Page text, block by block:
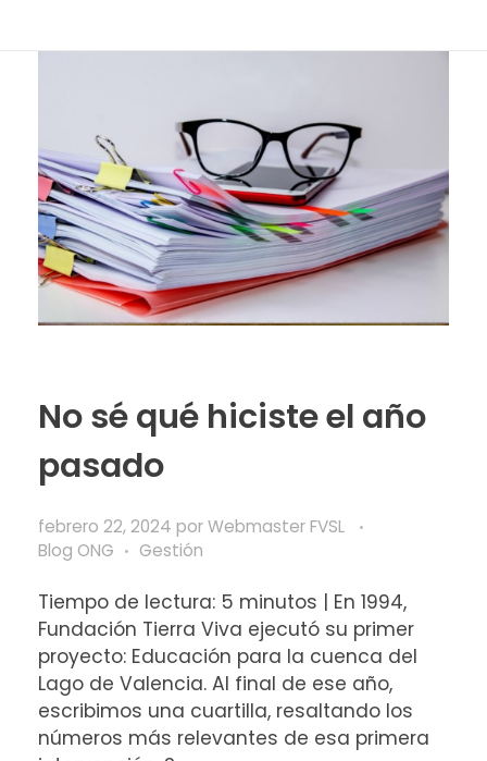
No sé qué hiciste el año
pasado
febrero 22, 2024 porWebmaster FVSL
Blog ONG
Gestión
Tiempo de lectura: 5 minutos | En 1994,
Fundación Tierra Viva ejecutó su primer
proyecto: Educación para la cuenca del
Lago de Valencia. Al final de ese año,
escribimos una cuartilla, resaltando los
números más relevantes de esa primera